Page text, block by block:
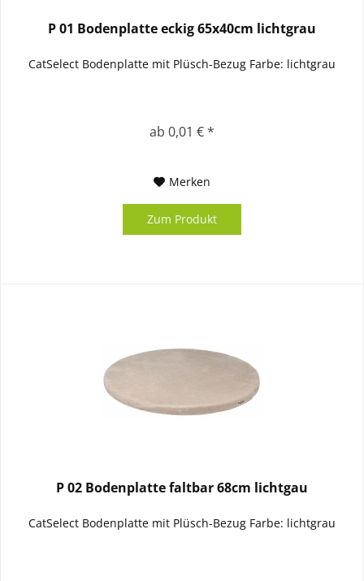
P 01 Bodenplatte eckig 65x40cm lichtgrau
CatSelect Bodenplatte mit Plüsch-Bezug Farbe: lichtgrau
ab 0,01 € *
Merken
Zum Produkt
P 02 Bodenplatte faltbar 68cm lichtgau
CatSelect Bodenplatte mit Plüsch-Bezug Farbe: lichtgrau